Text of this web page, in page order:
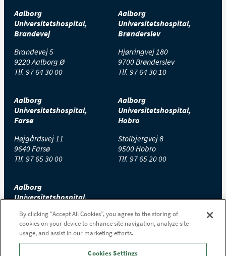
Aalborg
Universitetshospital,
Brandevej
Brandevej 5
9220 Aalborg Ø
Tlf. 97 64 30 00
Aalborg
Universitetshospital,
Brønderslev
Hjørringvej 180
9700 Brønderslev
Tlf. 97 64 30 10
Aalborg
Universitetshospital,
Farsø
Højgårdsvej 11
9640 Farsø
Tlf. 97 65 30 00
Aalborg
Universitetshospital,
Hobro
Stolbjergvej 8
9500 Hobro
Tlf. 97 65 20 00
Aalborg
Universitetshospital,
Højtoftevej 2
7700 Thisted
Tlf.97 65 00 00
By clicking “Accept All Cookies”, you agree to the storing of
cookies on your device to enhance site navigation, analyze site
usage, and assist in our marketing efforts.
Cookies Settings